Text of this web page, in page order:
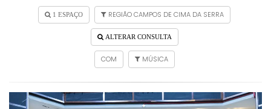
1 ESPAÇO REGIÃO CAMPOS DE CIMA DA SERRA
ALTERAR CONSULTA
COM MÚSICA